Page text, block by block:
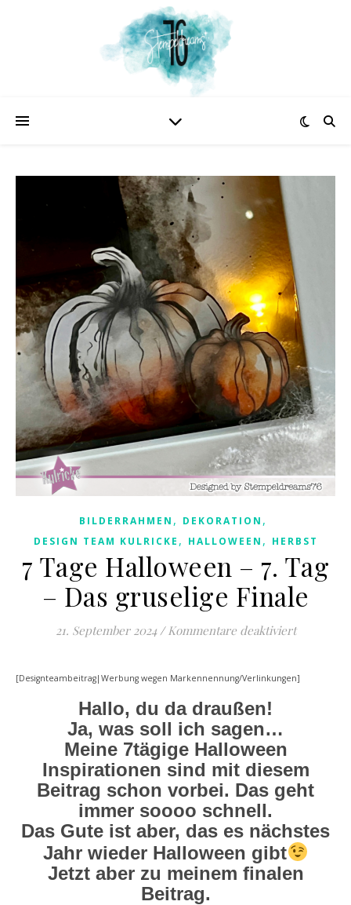
BILDERRAHMEN , DEKORATION ,
DESIGN TEAM KULRICKE , HALLOWEEN , HERBST
7 Tage Halloween – 7. Tag
– Das gruselige Finale
21. September 2024 / Kommentare deaktiviertfür 7
[Designteambeitrag|Werbung wegen Markennennung/Verlinkungen]
Hallo, du da draußen!
Ja, was soll ich sagen…
Meine 7tägige Halloween
Inspirationen sind mit diesem
Beitrag schon vorbei. Das geht
immer soooo schnell.
Das Gute ist aber, das es nächstes
Jahr wieder Halloween gibt
Jetzt aber zu meinem finalen
Beitrag.